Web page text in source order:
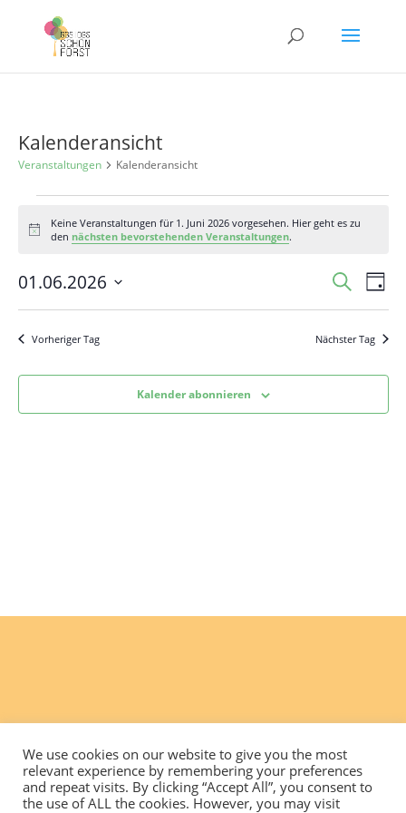
Kalenderansicht
Veranstaltungen Kalenderansicht
für
Juni
Hinweis
Keine Veranstaltungen für 1. Juni 2026 vorgesehen. Hier geht es zu
den nächsten bevorstehenden Veranstaltungen.
Suche
Suche
Tag
01.06.2026
Vorheriger Tag Nächster Tag
Kalender abonnieren
We use cookies on our website to give you the most
relevant experience by remembering your preferences
and repeat visits. By clicking “Accept All”, you consent to
the use of ALL the cookies. However, you may visit